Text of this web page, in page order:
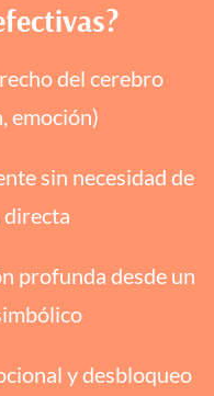
del cerebro
emoción)
sin necesidad de
profunda desde un
y desbloqueo